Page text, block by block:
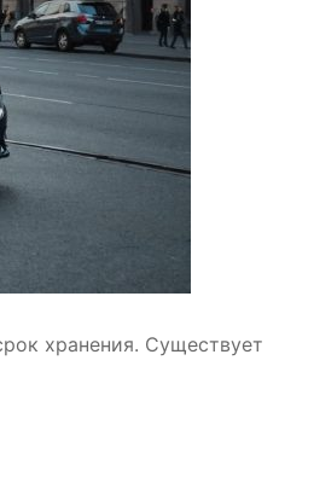
хранения. Существует